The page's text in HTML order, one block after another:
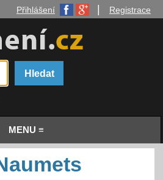
Přihlášení Registrace
MENU ≡